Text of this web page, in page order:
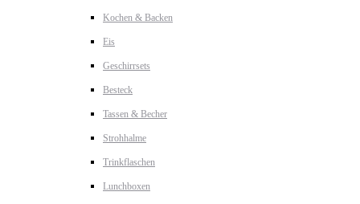
Kochen & Backen
Eis
Geschirrsets
Besteck
Tassen & Becher
Strohhalme
Trinkflaschen
Lunchboxen